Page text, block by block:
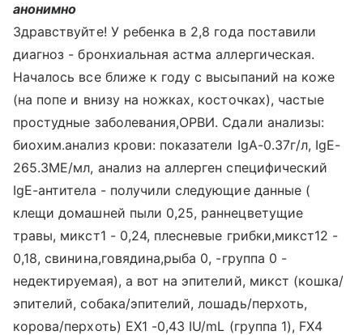
анонимно
Здравствуйте! У ребенка в 2,8 года поставили
диагноз - бронхиальная астма аллергическая.
Началось все ближе к году с высыпаний на коже
(на попе и внизу на ножках, косточках), частые
простудные заболевания,ОРВИ. Сдали анализы:
биохим.анализ крови: показатели IgA-0.37г/л, IgE-
265.3МЕ/мл, анализ на аллерген специфический
IgE-антитела - получили следующие данные (
клещи домашней пыли 0,25, раннецветущие
травы, микст1 - 0,24, плесневые грибки,микст12 -
0,18, свинина,говядина,рыба 0, -группа 0 -
недектируемая), а вот на эпителий, микст (кошка/
эпителий, собака/эпителий, лошадь/перхоть,
корова/перхоть) EX1 -0,43 IU/mL (группа 1), FX4